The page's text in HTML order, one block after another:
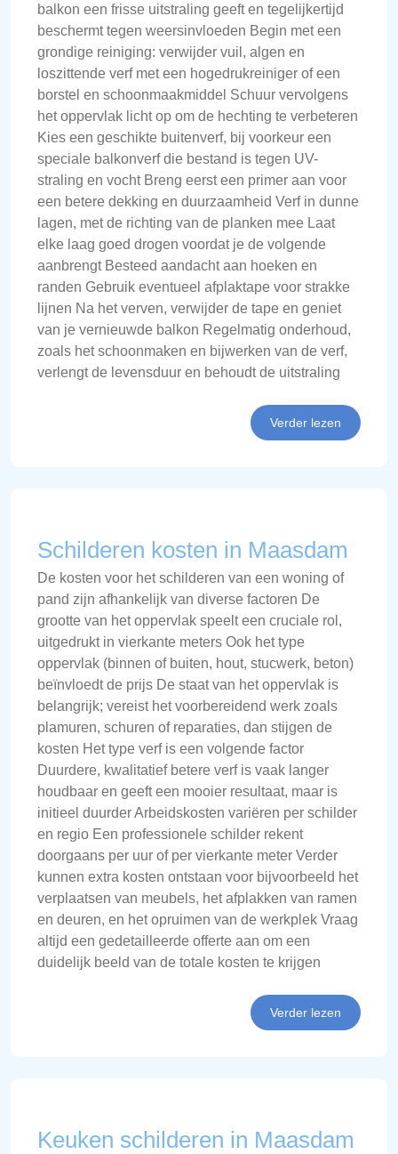
balkon een frisse uitstraling geeft en tegelijkertijd
beschermt tegen weersinvloeden Begin met een
grondige reiniging: verwijder vuil, algen en
loszittende verf met een hogedrukreiniger of een
borstel en schoonmaakmiddel Schuur vervolgens
het oppervlak licht op om de hechting te verbeteren
Kies een geschikte buitenverf, bij voorkeur een
speciale balkonverf die bestand is tegen UV-
straling en vocht Breng eerst een primer aan voor
een betere dekking en duurzaamheid Verf in dunne
lagen, met de richting van de planken mee Laat
elke laag goed drogen voordat je de volgende
aanbrengt Besteed aandacht aan hoeken en
randen Gebruik eventueel afplaktape voor strakke
lijnen Na het verven, verwijder de tape en geniet
van je vernieuwde balkon Regelmatig onderhoud,
zoals het schoonmaken en bijwerken van de verf,
verlengt de levensduur en behoudt de uitstraling
Verder lezen
Schilderen kosten in Maasdam
De kosten voor het schilderen van een woning of
pand zijn afhankelijk van diverse factoren De
grootte van het oppervlak speelt een cruciale rol,
uitgedrukt in vierkante meters Ook het type
oppervlak (binnen of buiten, hout, stucwerk, beton)
beïnvloedt de prijs De staat van het oppervlak is
belangrijk; vereist het voorbereidend werk zoals
plamuren, schuren of reparaties, dan stijgen de
kosten Het type verf is een volgende factor
Duurdere, kwalitatief betere verf is vaak langer
houdbaar en geeft een mooier resultaat, maar is
initieel duurder Arbeidskosten variëren per schilder
en regio Een professionele schilder rekent
doorgaans per uur of per vierkante meter Verder
kunnen extra kosten ontstaan voor bijvoorbeeld het
verplaatsen van meubels, het afplakken van ramen
en deuren, en het opruimen van de werkplek Vraag
altijd een gedetailleerde offerte aan om een
duidelijk beeld van de totale kosten te krijgen
Verder lezen
Keuken schilderen in Maasdam